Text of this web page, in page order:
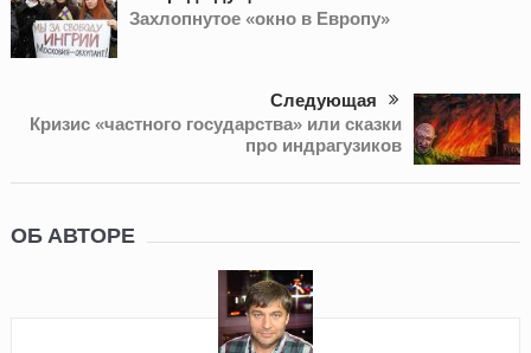
Захлопнутое «окно в Европу»
Следующая
Кризис «частного государства» или сказки
про индрагузиков
ОБ АВТОРЕ